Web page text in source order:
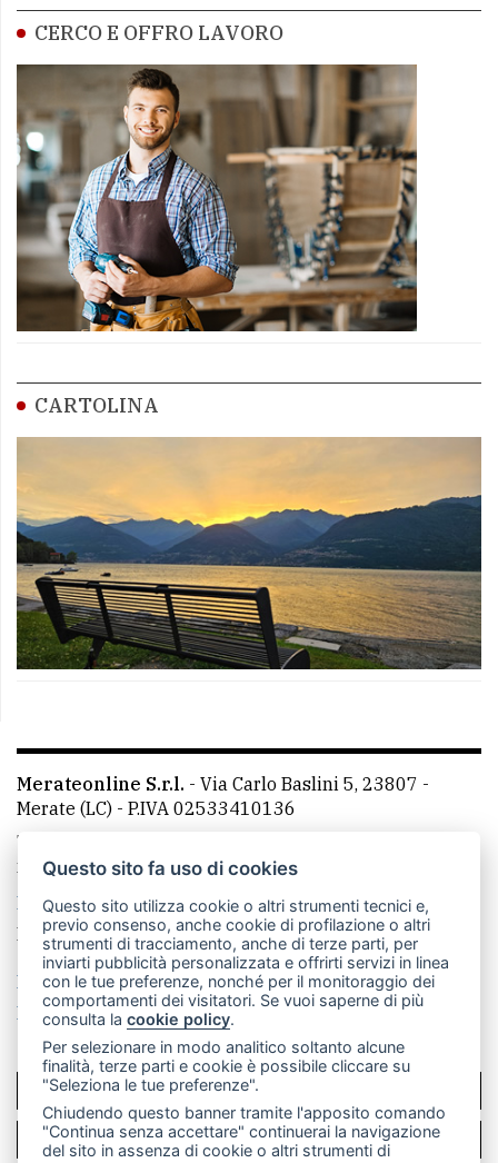
CERCO E OFFRO LAVORO
CARTOLINA
Merateonline S.r.l. - Via Carlo Baslini 5, 23807 -
Merate (LC) - P.IVA 02533410136
Telefono:
mail: redazione@leccoonline.com
La redazione
MerateOnline CasateOnline
RSS
Made by VIP
Privacy policy
Cookie policy
Rivedi le tue scelte sui cookie
SCRIVICI
PER LA TUA PUBBLICITÀ
Questo sito fa uso di cookies
Questo sito utilizza cookie o altri strumenti tecnici e,
previo consenso, anche cookie di profilazione o altri
strumenti di tracciamento, anche di terze parti, per
inviarti pubblicità personalizzata e offrirti servizi in linea
con le tue preferenze, nonché per il monitoraggio dei
comportamenti dei visitatori. Se vuoi saperne di più
consulta lacookie policy.
Per selezionare in modo analitico soltanto alcune
finalità, terze parti e cookie è possibile cliccare su
"Seleziona le tue preferenze".
Chiudendo questo banner tramite l'apposito comando
"Continua senza accettare" continuerai la navigazione
del sito in assenza di cookie o altri strumenti di